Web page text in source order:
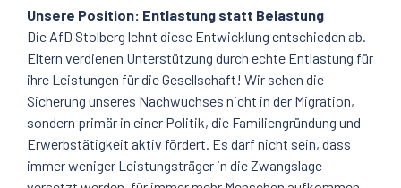
Unsere Position: Entlastung statt Belastung
Die AfD Stolberg lehnt diese Entwicklung entschieden ab.
Eltern verdienen Unterstützung durch echte Entlastung für
ihre Leistungen für die Gesellschaft! Wir sehen die
Sicherung unseres Nachwuchses nicht in der Migration,
sondern primär in einer Politik, die Familiengründung und
Erwerbstätigkeit aktiv fördert. Es darf nicht sein, dass
immer weniger Leistungsträger in die Zwangslage